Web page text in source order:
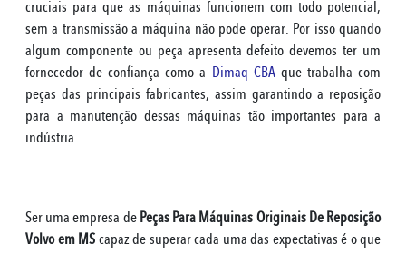
cruciais para que as máquinas funcionem com todo potencial,
sem a transmissão a máquina não pode operar. Por isso quando
algum componente ou peça apresenta defeito devemos ter um
fornecedor de confiança como a Dimaq CBAque trabalha com
peças das principais fabricantes, assim garantindo a reposição
para a manutenção dessas máquinas tão importantes para a
indústria.
Ser uma empresa de Peças Para Máquinas Originais De Reposição
Volvo em MS capaz de superar cada uma das expectativas é o que